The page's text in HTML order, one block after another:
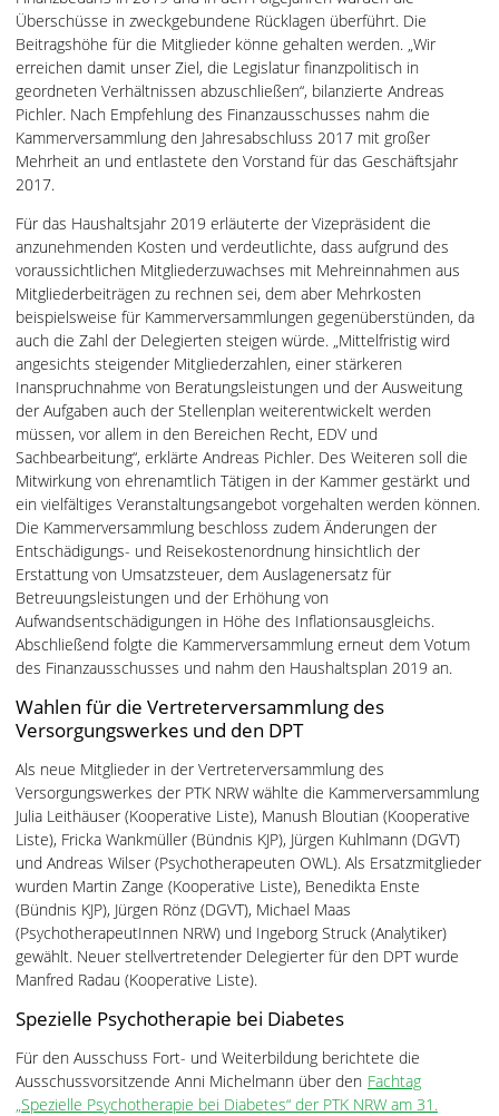
Überschüsse in zweckgebundene Rücklagen überführt. Die
Beitragshöhe für die Mitglieder könne gehalten werden. „Wir
erreichen damit unser Ziel, die Legislatur finanzpolitisch in
geordneten Verhältnissen abzuschließen“, bilanzierte Andreas
Pichler. Nach Empfehlung des Finanzausschusses nahm die
Kammerversammlung den Jahresabschluss 2017 mit großer
Mehrheit an und entlastete den Vorstand für das Geschäftsjahr
2017.
Für das Haushaltsjahr 2019 erläuterte der Vizepräsident die
anzunehmenden Kosten und verdeutlichte, dass aufgrund des
voraussichtlichen Mitgliederzuwachses mit Mehreinnahmen aus
Mitgliederbeiträgen zu rechnen sei, dem aber Mehrkosten
beispielsweise für Kammerversammlungen gegenüberstünden, da
auch die Zahl der Delegierten steigen würde. „Mittelfristig wird
angesichts steigender Mitgliederzahlen, einer stärkeren
Inanspruchnahme von Beratungsleistungen und der Ausweitung
der Aufgaben auch der Stellenplan weiterentwickelt werden
müssen, vor allem in den Bereichen Recht, EDV und
Sachbearbeitung“, erklärte Andreas Pichler. Des Weiteren soll die
Mitwirkung von ehrenamtlich Tätigen in der Kammer gestärkt und
ein vielfältiges Veranstaltungsangebot vorgehalten werden können.
Die Kammerversammlung beschloss zudem Änderungen der
Entschädigungs- und Reisekostenordnung hinsichtlich der
Erstattung von Umsatzsteuer, dem Auslagenersatz für
Betreuungsleistungen und der Erhöhung von
Aufwandsentschädigungen in Höhe des Inflationsausgleichs.
Abschließend folgte die Kammerversammlung erneut dem Votum
des Finanzausschusses und nahm den Haushaltsplan 2019 an.
Wahlen für die Vertreterversammlung des
Versorgungswerkes und den DPT
Als neue Mitglieder in der Vertreterversammlung des
Versorgungswerkes der PTK NRW wählte die Kammerversammlung
Julia Leithäuser (Kooperative Liste), Manush Bloutian (Kooperative
Liste), Fricka Wankmüller (Bündnis KJP), Jürgen Kuhlmann (DGVT)
und Andreas Wilser (Psychotherapeuten OWL). Als Ersatzmitglieder
wurden Martin Zange (Kooperative Liste), Benedikta Enste
(Bündnis KJP), Jürgen Rönz (DGVT), Michael Maas
(PsychotherapeutInnen NRW) und Ingeborg Struck (Analytiker)
gewählt. Neuer stellvertretender Delegierter für den DPT wurde
Manfred Radau (Kooperative Liste).
Spezielle Psychotherapie bei Diabetes
Für den Ausschuss Fort- und Weiterbildung berichtete die
Ausschussvorsitzende Anni Michelmann über den Fachtag
„Spezielle Psychotherapie bei Diabetes“ der PTK NRW am 31.